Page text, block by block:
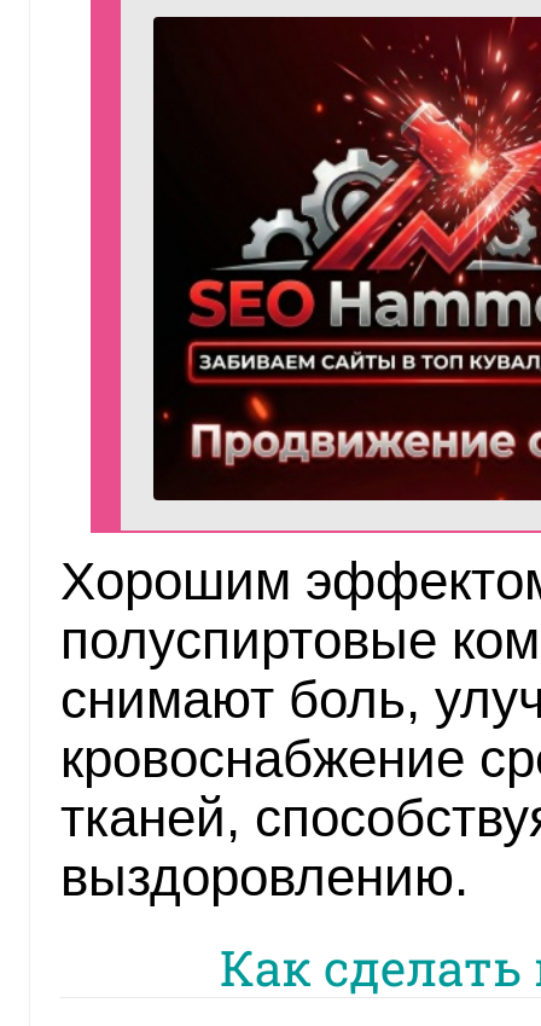
Хорошим
полуспиртовые
снимают боль,
кровоснабжение
тканей,
выздоровлению.
Как